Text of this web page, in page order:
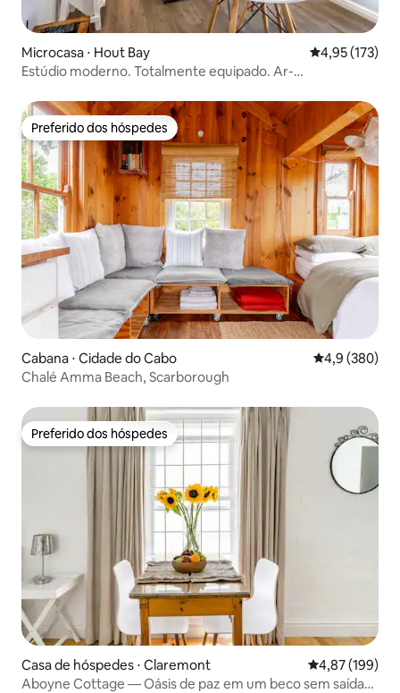
Microcasa ⋅ Hout Bay 4,95 de uma
4,95 (173)
Estúdio moderno. Totalmente equipado. Ar-
Preferido dos hóspedes
Preferido dos hóspedes
Cabana ⋅ Cidade do Cabo 4,9 de uma
4,9 (380)
Chalé Amma Beach, Scarborough
Preferido dos hóspedes
Preferido dos hóspedes
Casa de hóspedes ⋅ Claremont 4,87 de uma
4,87 (199)
Aboyne Cottage — Oásis de paz em um beco sem saída